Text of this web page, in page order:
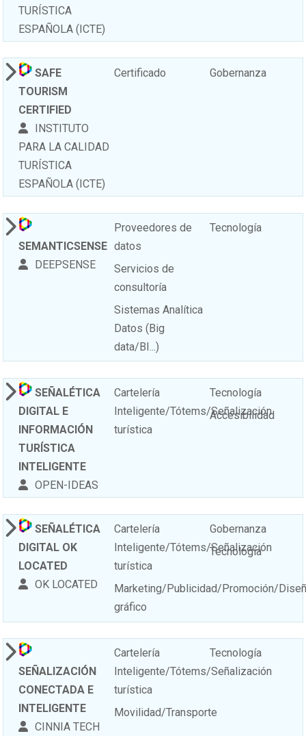
TURÍSTICA
ESPAÑOLA (ICTE)
SAFE
TOURISM
CERTIFIED
INSTITUTO
PARA LA CALIDAD
TURÍSTICA
ESPAÑOLA (ICTE)
Certificado Gobernanza
SEMANTICSENSE
DEEPSENSE
Proveedores de
datos
Servicios de
consultoría
Sistemas Analítica
Datos (Big
data/BI...)
Tecnología
SEÑALÉTICA
DIGITAL E
INFORMACIÓN
TURÍSTICA
INTELIGENTE
OPEN-IDEAS
Cartelería
Inteligente/Tótems/Señalización
turística
Tecnología
Accesibilidad
SEÑALÉTICA
DIGITAL OK
LOCATED
OK LOCATED
Cartelería
Inteligente/Tótems/Señalización
turística
Marketing/Publicidad/Promoción/
gráfico
Gobernanza
Tecnología
SEÑALIZACIÓN
CONECTADA E
INTELIGENTE
CINNIA TECH
Cartelería
Inteligente/Tótems/Señalización
turística
Movilidad/Transporte
Tecnología